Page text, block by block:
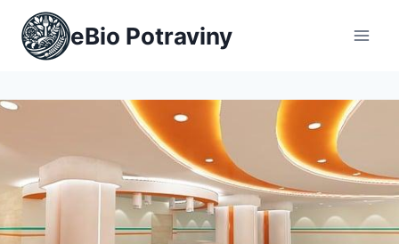
Přeskočit
obsah
eBio Potraviny